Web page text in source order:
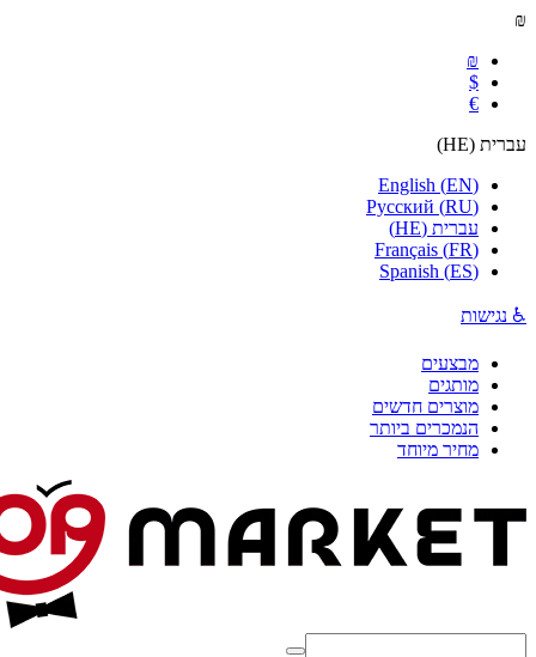
₪
₪
$
€
עברית (
HE
)
English (EN)
Русский (RU)
עברית (
HE
)
Français (FR)
Spanish (ES)
♿ נגישות
מבצעים
מותגים
מוצרים חדשים
הנמכרים ביותר
מחיר מיוחד